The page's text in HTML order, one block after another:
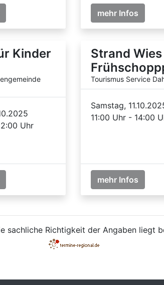
mehr Infos
Kinder
Uhr
Strand
Tourismus Service
Samstag,
11:00 Uhr - 14:00
mehr Infos
sachliche Richtigkeit der Angaben liegt